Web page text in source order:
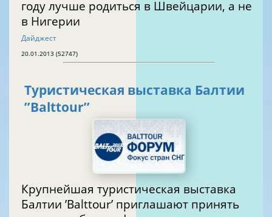
году лучше родиться в Швейцарии, а не
в Нигерии
Дайджест
20.01.2013 (52747)
Туристическая выставка Балтии
’’Balttour’’
Крупнейшая туристическая выставка
Балтии ’Balttour’ приглашают принять